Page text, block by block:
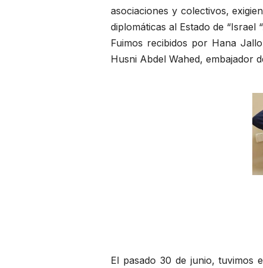
asociaciones y colectivos,
diplomáticas al Estado de “Israel
Fuimos recibidos por Hana
Husni Abdel Wahed, embajador
El pasado 30 de junio, tuvimos